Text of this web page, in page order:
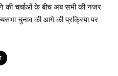
की चर्चाओं के बीच अब सभी की नजर
चुनाव की आगे की प्रक्रिया पर